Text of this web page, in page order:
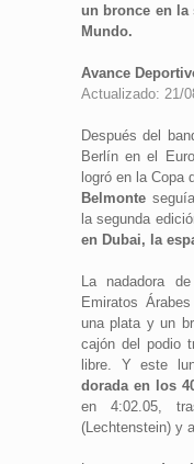
un bronce en la
Mundo.
Avance
Actualizado: 21/
Después del
Berlín en el
logró en la Copa
Belmonte
la segunda
en Dubai, la
La nadadora
Emiratos
una plata y un
cajón del podio
libre. Y este
dorada en los
en 4:02.05,
(Lechtenstein) y